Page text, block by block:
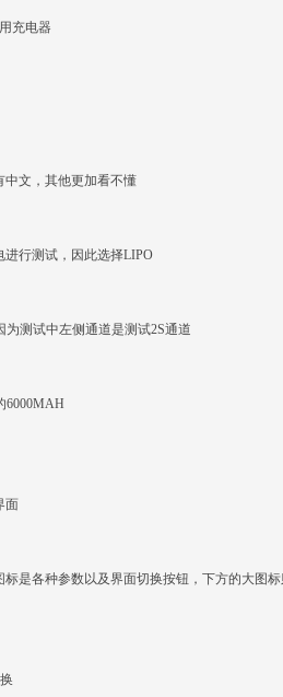
充电器
中文，其他更加看不懂
行测试，因此选择LIPO
测试中左侧通道是测试2S通道
6000MAH
面
标是各种参数以及界面切换按钮，下方的大图